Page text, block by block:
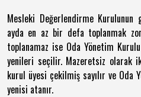
Mesleki Değerlendirme
ayda en az bir defa toplanmak
toplanamaz ise Oda Yönetim
yenileri seçilir. Mazeretsiz olarak
kurul üyesi çekilmiş sayılır ve Oda
yenisi atanır.